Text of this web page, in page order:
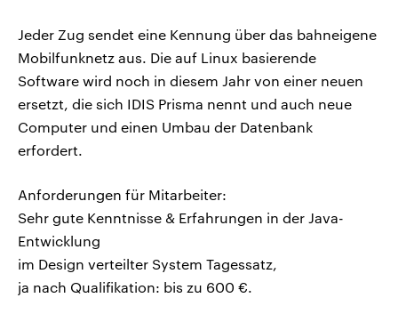
Jeder Zug sendet eine Kennung über das bahneigene
Mobilfunknetz aus. Die auf Linux basierende
Software wird noch in diesem Jahr von einer neuen
ersetzt, die sich IDIS Prisma nennt und auch neue
Computer und einen Umbau der Datenbank
erfordert.
Anforderungen für Mitarbeiter:
Sehr gute Kenntnisse & Erfahrungen in der Java-
Entwicklung
im Design verteilter System Tagessatz,
ja nach Qualifikation: bis zu 600 €.